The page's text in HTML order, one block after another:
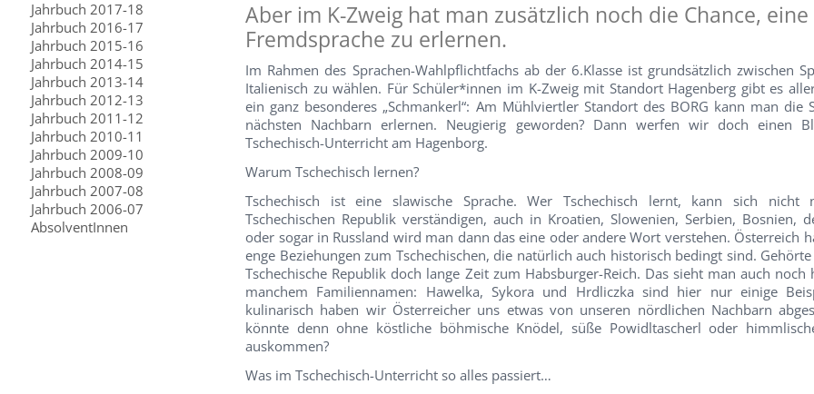
Jahrbuch 2017-18
Jahrbuch 2016-17
Jahrbuch 2015-16
Jahrbuch 2014-15
Jahrbuch 2013-14
Jahrbuch 2012-13
Jahrbuch 2011-12
Jahrbuch 2010-11
Jahrbuch 2009-10
Jahrbuch 2008-09
Jahrbuch 2007-08
Jahrbuch 2006-07
AbsolventInnen
Aber im K-Zweig hat man zusätzlich noch die Chance, eine
Fremdsprache zu erlernen.
Im Rahmen des Sprachen-Wahlpflichtfachs ab der 6.Klasse ist grundsätzlich zwischen
Italienisch zu wählen. Für Schüler*innen im K-Zweig mit Standort Hagenberg gibt es
ein ganz besonderes „Schmankerl“: Am Mühlviertler Standort des BORG kann man die
nächsten Nachbarn erlernen. Neugierig geworden? Dann werfen wir doch einen
Tschechisch-Unterricht am Hagenborg.
Warum Tschechisch lernen?
Tschechisch ist eine slawische Sprache. Wer Tschechisch lernt, kann sich
Tschechischen Republik verständigen, auch in Kroatien, Slowenien, Serbien, Bosnien,
oder sogar in Russland wird man dann das eine oder andere Wort verstehen. Österreich
enge Beziehungen zum Tschechischen, die natürlich auch historisch bedingt sind.
Tschechische Republik doch lange Zeit zum Habsburger-Reich. Das sieht man auch noch
manchem Familiennamen: Hawelka, Sykora und Hrdliczka sind hier nur einige
kulinarisch haben wir Österreicher uns etwas von unseren nördlichen Nachbarn
könnte denn ohne köstliche böhmische Knödel, süße Powidltascherl oder
auskommen?
Was im Tschechisch-Unterricht so alles passiert…